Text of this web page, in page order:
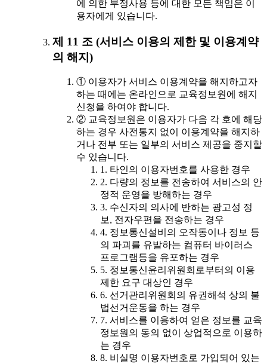
에 의한 부정사용 등에 대한 모든 책임은 이
용자에게 있습니다.
제 11 조 (서비스 이용의 제한 및 이용계약
의 해지)
① 이용자가 서비스 이용계약을 해지하고자
하는 때에는 온라인으로 교육정보원에 해지
신청을 하여야 합니다.
② 교육정보원은 이용자가 다음 각 호에 해당
하는 경우 사전통지 없이 이용계약을 해지하
거나 전부 또는 일부의 서비스 제공을 중지할
수 있습니다.
1. 타인의 이용자번호를 사용한 경우
2. 다량의 정보를 전송하여 서비스의 안
정적 운영을 방해하는 경우
3. 수신자의 의사에 반하는 광고성 정
보, 전자우편을 전송하는 경우
4. 정보통신설비의 오작동이나 정보 등
의 파괴를 유발하는 컴퓨터 바이러스
프로그램등을 유포하는 경우
5. 정보통신윤리위원회로부터의 이용
제한 요구 대상인 경우
6. 선거관리위원회의 유권해석 상의 불
법선거운동을 하는 경우
7. 서비스를 이용하여 얻은 정보를 교육
정보원의 동의 없이 상업적으로 이용하
는 경우
8. 비실명 이용자번호로 가입되어 있는